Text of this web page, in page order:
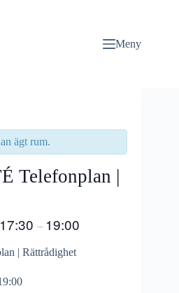
Meny
ägt rum.
Telefonplan |
17:30 – 19:00
| Rättrådighet